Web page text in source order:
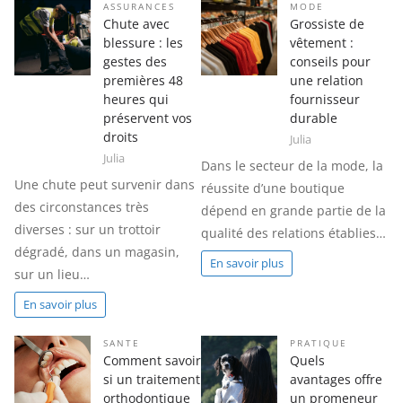
ASSURANCES
Chute avec
blessure : les
gestes des
premières 48
heures qui
préservent vos
droits
Julia
Une chute peut survenir dans
des circonstances très
diverses : sur un trottoir
dégradé, dans un magasin,
sur un lieu…
En savoir plus
MODE
Grossiste de
vêtement :
conseils pour
une relation
fournisseur
durable
Julia
Dans le secteur de la mode, la
réussite d’une boutique
dépend en grande partie de la
qualité des relations établies…
En savoir plus
SANTE
Comment savoir
si un traitement
orthodontique
PRATIQUE
Quels
avantages offre
un promeneur